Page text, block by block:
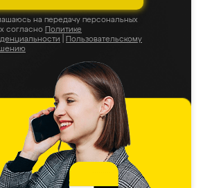
на передачу персональных
согласно Политике
Пользовательскому